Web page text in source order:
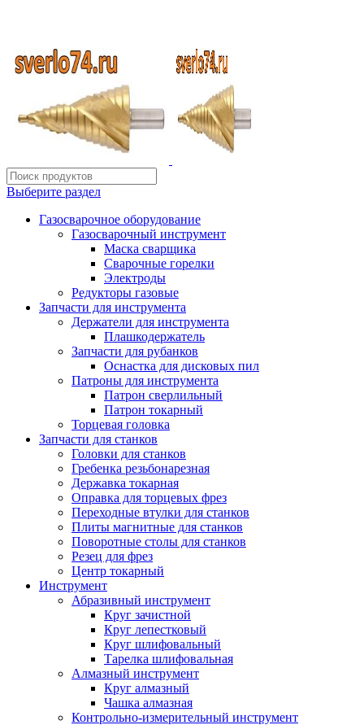
Выберите раздел
Газосварочное оборудование
Газосварочный инструмент
Маска сварщика
Сварочные горелки
Электроды
Редукторы газовые
Запчасти для инструмента
Держатели для инструмента
Плашкодержатель
Запчасти для рубанков
Оснастка для дисковых пил
Патроны для инструмента
Патрон сверлильный
Патрон токарный
Торцевая головка
Запчасти для станков
Головки для станков
Гребенка резьбонарезная
Державка токарная
Оправка для торцевых фрез
Переходные втулки для станков
Плиты магнитные для станков
Поворотные столы для станков
Резец для фрез
Центр токарный
Инструмент
Абразивный инструмент
Круг зачистной
Круг лепестковый
Круг шлифовальный
Тарелка шлифовальная
Алмазный инструмент
Круг алмазный
Чашка алмазная
Контрольно-измерительный инструмент